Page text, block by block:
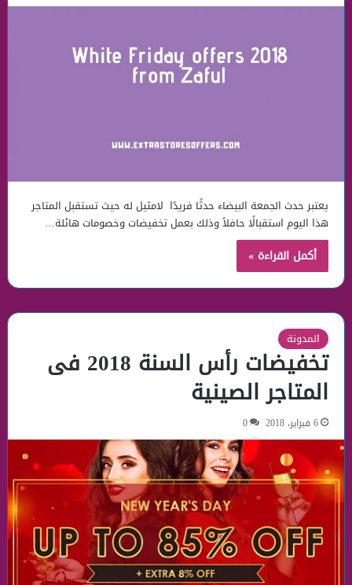
يعتبر حدث الجمعة البيضاء حدثًا فريدًا لامثيل له حيث تستقبل المتاجر
هذا اليوم استقبالًا حافلاً وذلك بعمل تخفيضات وخصومات هائلة…
أكمل القراءة »
المدونة
تخفيضات رأس السنة 2018 فى
المتاجر الصينية
6 فبراير، 2018 0